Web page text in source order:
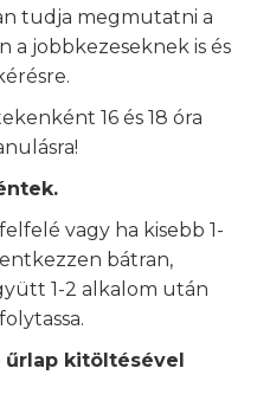
tudja megmutatni a
a jobbkezeseknek is és
16 és 18 óra
vagy ha kisebb 1-
bátran,
1-2 alkalom után
kitöltésével